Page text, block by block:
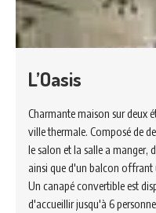
L’Oasis
Charmante maison sur deux
ville thermale. Composé de
le salon et la salle a manger,
ainsi que d'un balcon offrant
Un canapé convertible est
d'accueillir jusqu'à 6